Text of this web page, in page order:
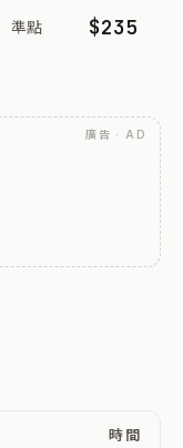
準點 $235
廣告 · AD
時間